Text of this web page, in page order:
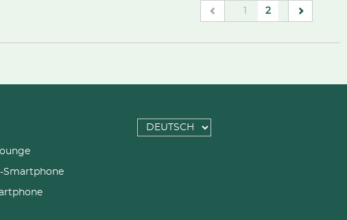
1(current)
2
Smartphone
SPRACHE
AUSWÄHLEN